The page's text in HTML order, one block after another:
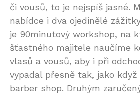
či vousů, to je nejspíš jasné.
nabídce i dva ojedinělé
je 90minutový workshop, na
šťastného majitele naučíme
vlasů a vousů, aby i při
vypadal přesně tak, jako
barber shop. Druhým